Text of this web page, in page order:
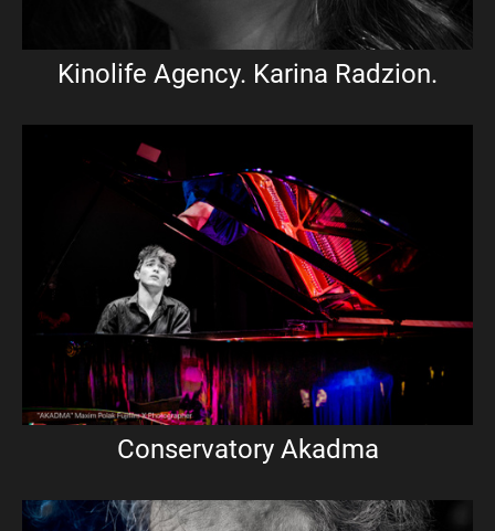
Kinolife Agency. Karina Radzion.
Conservatory Akadma